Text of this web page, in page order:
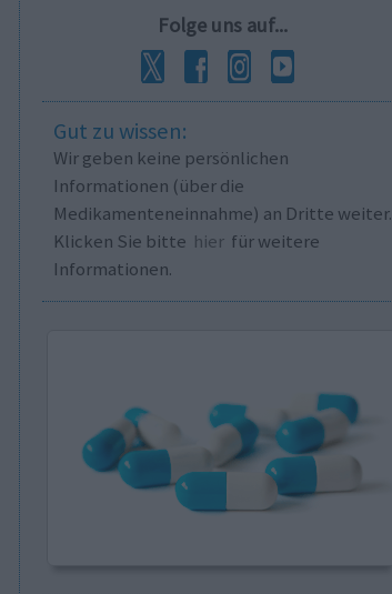
Folge uns auf...
Gut zu wissen:
Wir geben keine persönlichen
Informationen (über die
Medikamenteneinnahme) an Dritte weiter.
Klicken Sie bitte hier für weitere
Informationen.